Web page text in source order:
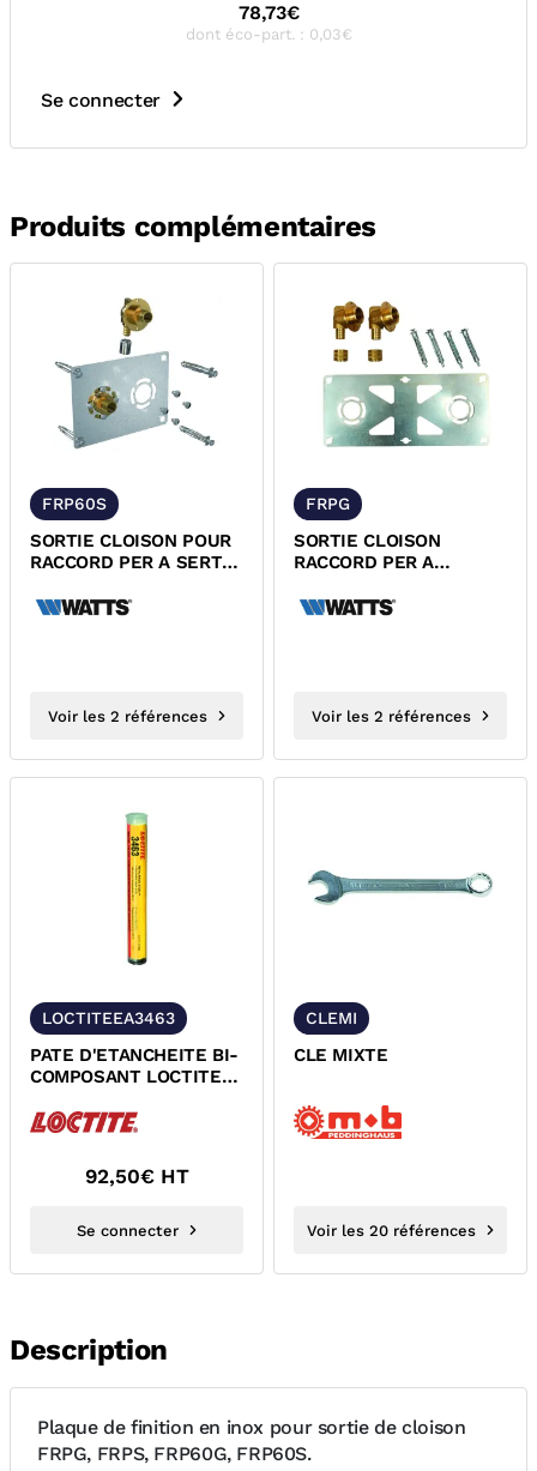
78,73€
dont éco-part. : 0,03€
Se connecter
Produits complémentaires
FRP60S
SORTIE CLOISON POUR
RACCORD PER A SERTIR
MM
Voir les 2 références
FRPG
SORTIE CLOISON
RACCORD PER A
ENTRAXE 150 MM
Voir les 2 références
LOCTITEEA3463
PATE D'ETANCHEITE BI-
COMPOSANT LOCTITE
92,50€ HT
Se connecter
CLEMI
CLE MIXTE
Voir les 20 références
Description
Plaque de finition en inox pour sortie de cloison
FRPG, FRPS, FRP60G, FRP60S.